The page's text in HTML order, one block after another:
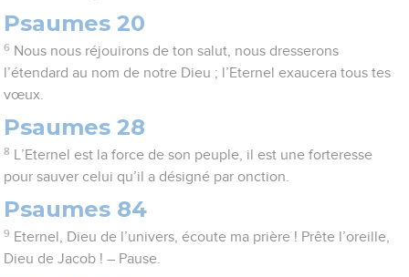
Psaumes 20
6 Nous nous réjouirons de ton salut, nous dresserons
l’étendard au nom de notre Dieu ; l’Eternel exaucera tous tes
vœux.
Psaumes 28
8
L’Eternel est la force de son peuple, il est une forteresse
pour sauver celui qu’il a désigné par onction.
Psaumes 84
9 Eternel, Dieu de l’univers, écoute ma prière ! Prête l’oreille,
Dieu de Jacob ! – Pause.